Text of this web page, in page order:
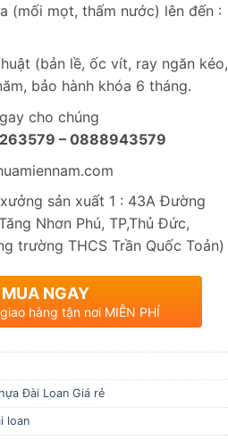
(mối mọt, thấm nước) lên đến :
(bản lề, ốc vít, ray ngăn kéo,
bảo hành khóa 6 tháng.
cho chúng
–0888943579
sản xuất 1 : 43A Đường
Nhơn Phú, TP,Thủ Đức,
trường THCS Trần Quốc Toản)
MUA NGAY
hàng tận nơi MIỄN PHÍ
Đài Loan Giá rẻ
loan